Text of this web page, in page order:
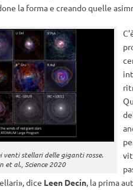
la forma e creando quelle
venti stellari delle giganti rosse.
et al., Science2020
dice Leen Decin, la prima